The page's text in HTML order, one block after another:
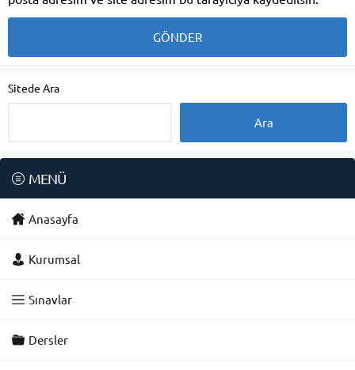
Sitede Ara
MENÜ
Anasayfa
Kurumsal
Sınavlar
Dersler